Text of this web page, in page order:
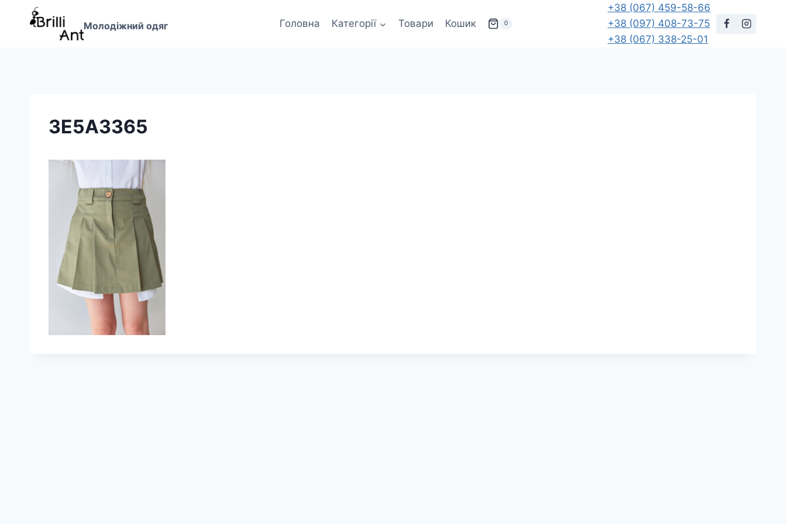
Перейти
Молодіжний одяг Головна Категорії Товари Кошик 0
+38 (067) 459-58-66
+38 (097) 408-73-75
+38 (067) 338-25-01
3E5A3365